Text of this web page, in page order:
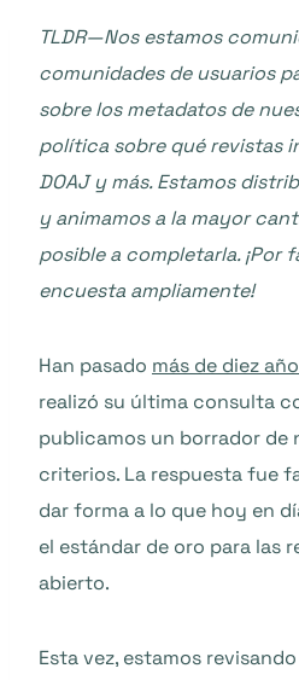
TLDR—Nos estamos
comunidades de usuarios
sobre los metadatos de
política sobre qué revistas
DOAJ y más. Estamos
y animamos a la mayor
posible a completarla. ¡Por
encuesta ampliamente!
Han pasado más de diez
realizó su última consulta
publicamos un borrador de
criterios. La respuesta fue
dar forma a lo que hoy en
el estándar de oro para las
abierto.
Esta vez, estamos